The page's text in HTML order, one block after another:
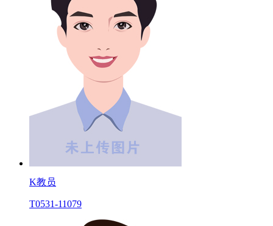
K教员
T0531-11079